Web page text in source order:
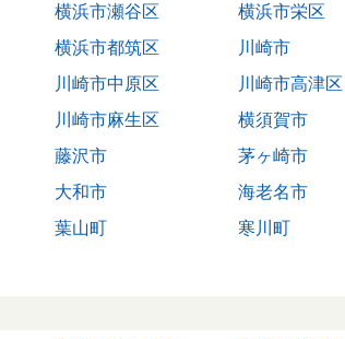
横浜市瀬谷区
横浜市栄区
横浜市都筑区
川崎市
川崎市中原区
川崎市高津区
川崎市麻生区
横須賀市
藤沢市
茅ヶ崎市
大和市
海老名市
葉山町
寒川町